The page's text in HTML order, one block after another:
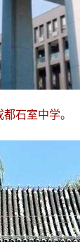
石室中学。